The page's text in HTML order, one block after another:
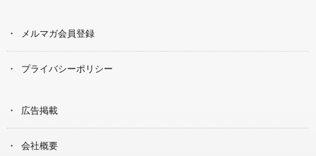
メルマガ会員登録
プライバシーポリシー
広告掲載
会社概要